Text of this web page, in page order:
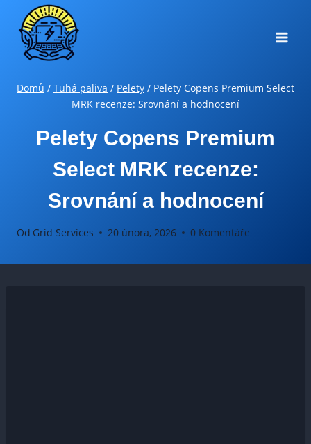
Přeskočit
obsah
Domů / Tuhá paliva / Pelety / Pelety Copens Premium Select
MRK recenze: Srovnání a hodnocení
Pelety Copens Premium
Select MRK recenze:
Srovnání a hodnocení
Od Grid Services 20 února, 2026 0 Komentáře